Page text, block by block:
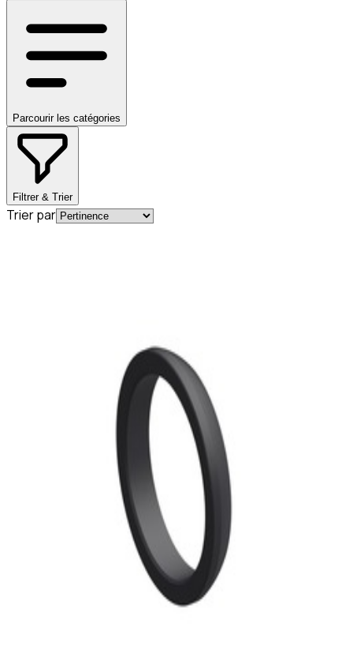
Parcourir les catégories
Filtrer & Trier
Trier par